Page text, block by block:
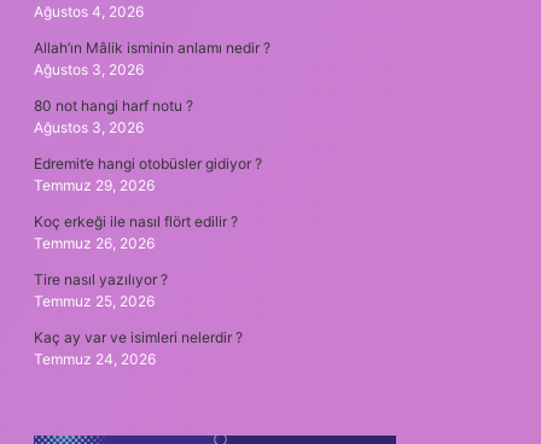
Ağustos 4, 2026
Allah’ın Mâlik isminin anlamı nedir ?
Ağustos 3, 2026
80 not hangi harf notu ?
Ağustos 3, 2026
Edremit’e hangi otobüsler gidiyor ?
Temmuz 29, 2026
Koç erkeği ile nasıl flört edilir ?
Temmuz 26, 2026
Tire nasıl yazılıyor ?
Temmuz 25, 2026
Kaç ay var ve isimleri nelerdir ?
Temmuz 24, 2026